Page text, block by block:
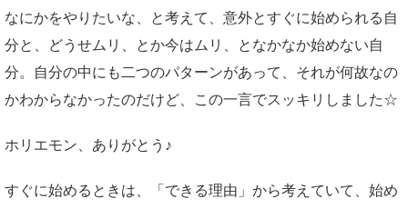
なにかをやりたいな、と考えて、意外とすぐに始められる自
分と、どうせムリ、とか今はムリ、となかなか始めない自
分。自分の中にも二つのパターンがあって、それが何故なの
かわからなかったのだけど、この一言でスッキリしました☆
ホリエモン、ありがとう♪
すぐに始めるときは、「できる理由」から考えていて、始め